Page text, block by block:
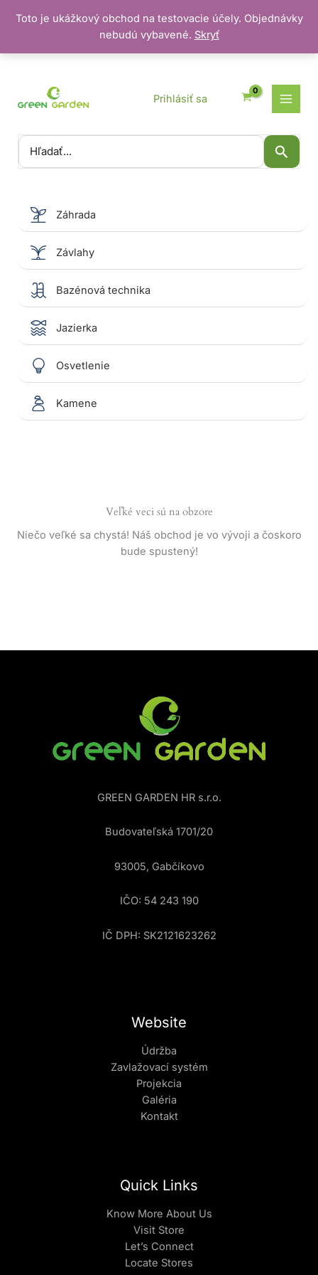
Toto je ukážkový obchod na testovacie účely. Objednávky
nebudú vybavené. Skryť
Vyhľadať:
Prihlásiť sa
Záhrada
Závlahy
Bazénová technika
Jazierka
Osvetlenie
Kamene
Veľké veci sú na obzore
Niečo veľké sa chystá! Náš obchod je vo vývoji a čoskoro
bude spustený!
GREEN GARDEN HR s.r.o.
Budovateľská 1701/20
93005, Gabčíkovo
IČO: 54 243 190
IČ DPH: SK2121623262
Website
Údržba
Zavlažovací systém
Projekcia
Galéria
Kontakt
Quick Links
Know More About Us
Visit Store
Let’s Connect
Locate Stores